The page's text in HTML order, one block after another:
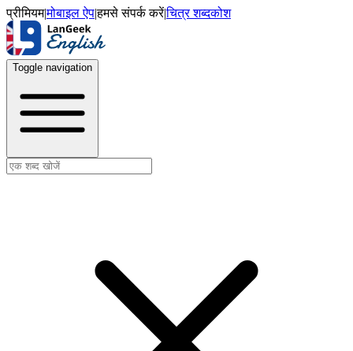
प्रीमियम|मोबाइल ऐप|हमसे संपर्क करें|चित्र शब्दकोश
Toggle navigation